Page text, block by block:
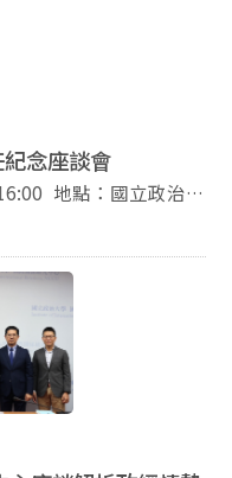
師表示，邵主任橫跨
情懷提攜後進，其立
陳純一特聘教授亦提
沉憂國情懷，憑藉卓越
域中展現風範。 家
中心對邵主任而言不僅
重要所在；其對國家的
，也深刻影響家人對人
延續邵主任關懷國事、
銘主任任
鍵發展，包括興建圖書
治大學成為校級研究中
交流網絡，奠定國關
念座談會
治大
一樓新簡報室（臺北
日起
將提前關閉報名系
主辦單位會議措施，包
杯等，無法配合者，請
式，已報名者不得異